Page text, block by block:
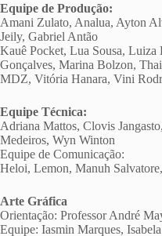
Equipe de Produção:
Amani Zulato, Analua, Ayton
Jeily, Gabriel Antão
Kauê Pocket, Lua Sousa,
Gonçalves, Marina Bolzon,
MDZ, Vitória Hanara, Vini
Equipe Técnica:
Adriana Mattos, Clovis
Medeiros, Wyn Winton
Equipe de Comunicação:
Heloi, Lemon, Manuh
Arte Gráfica
Orientação: Professor André
Equipe: Iasmin Marques,